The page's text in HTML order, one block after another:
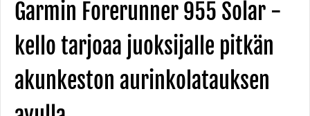
Garmin Forerunner 955 Solar -
kello tarjoaa juoksijalle pitkän
akunkeston aurinkolatauksen